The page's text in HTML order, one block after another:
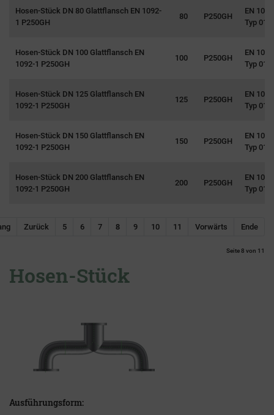
Navigation überspringen
Hosen-Stück
Ausführungsform:
Hosen-Stück DN 80 Glattflansch EN 1092-
1 P250GH
80 P250GH
EN
Typ 01
Hosen-Stück DN 100 Glattflansch EN
1092-1 P250GH
100 P250GH
EN
Typ 01
Hosen-Stück DN 125 Glattflansch EN
1092-1 P250GH
125 P250GH
EN
Typ 01
Hosen-Stück DN 150 Glattflansch EN
1092-1 P250GH
150 P250GH
EN
Typ 01
Hosen-Stück DN 200 Glattflansch EN
1092-1 P250GH
200 P250GH
EN
Typ 01
Zurück 5 6 7 8 9 10 11 Vorwärts Ende
Seite 8 von 11